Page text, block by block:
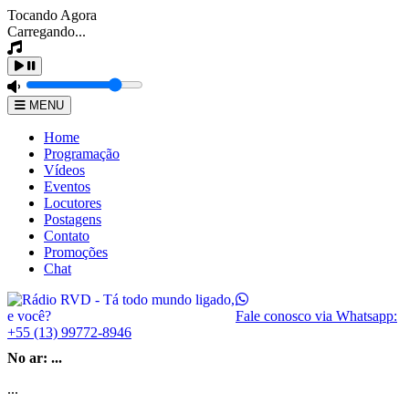
Tocando Agora
Carregando...
MENU
Home
Programação
Vídeos
Eventos
Locutores
Postagens
Contato
Promoções
Chat
Fale conosco via Whatsapp:
+55 (13) 99772-8946
No ar: ...
...